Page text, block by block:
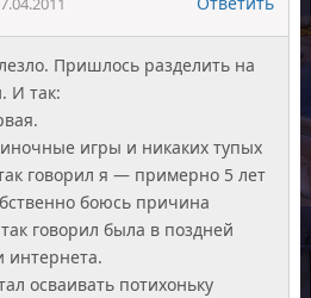
Пришлось разделить на
И так:
игры и никаких тупых
говорил я — примерно 5 лет
боюсь причина
говорил была в поздней
интернета.
осваивать потихоньку